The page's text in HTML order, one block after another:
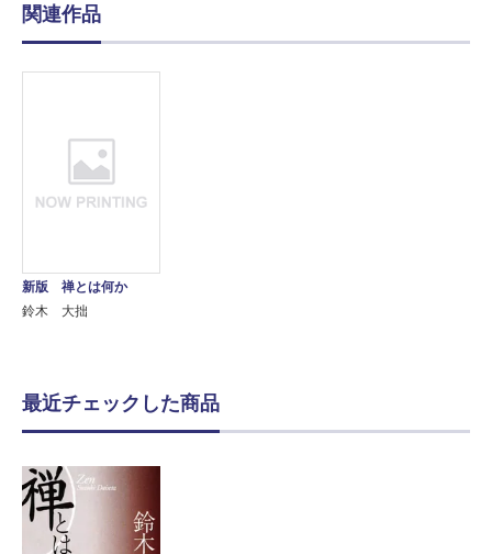
関連作品
新版 禅とは何か
鈴木 大拙
最近チェックした商品